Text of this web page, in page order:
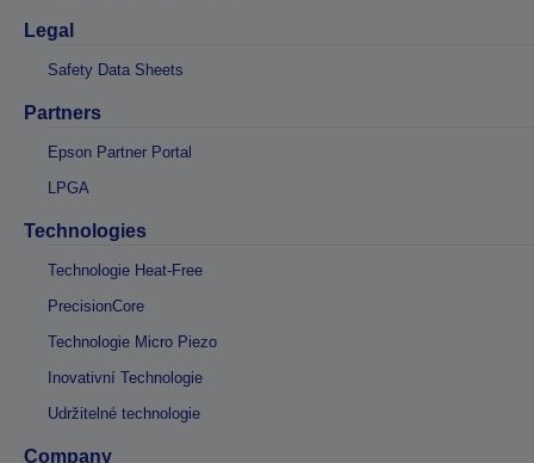
Legal
Safety Data Sheets
Partners
Epson Partner Portal
LPGA
Technologies
Technologie Heat-Free
PrecisionCore
Technologie Micro Piezo
Inovativní Technologie
Udržitelné technologie
Company